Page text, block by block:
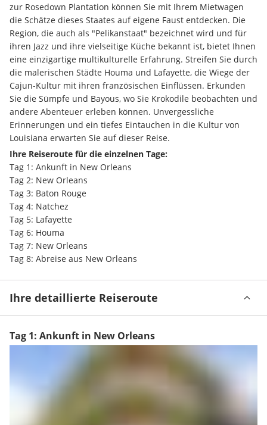
zur Rosedown Plantation können Sie mit Ihrem Mietwagen
die Schätze dieses Staates auf eigene Faust entdecken. Die
Region, die auch als "Pelikanstaat" bezeichnet wird und für
ihren Jazz und ihre vielseitige Küche bekannt ist, bietet Ihnen
eine einzigartige multikulturelle Erfahrung. Streifen Sie durch
die malerischen Städte Houma und Lafayette, die Wiege der
Cajun-Kultur mit ihren französischen Einflüssen. Erkunden
Sie die Sümpfe und Bayous, wo Sie Krokodile beobachten und
andere Abenteuer erleben können. Unvergessliche
Erinnerungen und ein tiefes Eintauchen in die Kultur von
Louisiana erwarten Sie auf dieser Reise.
Ihre Reiseroute für die einzelnen Tage:
Tag 1: Ankunft in New Orleans
Tag 2: New Orleans
Tag 3: Baton Rouge
Tag 4: Natchez
Tag 5: Lafayette
Tag 6: Houma
Tag 7: New Orleans
Tag 8: Abreise aus New Orleans
Ihre detaillierte Reiseroute
Tag 1: Ankunft in New Orleans